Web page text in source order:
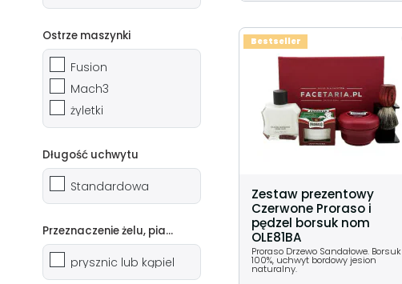
Ostrze maszynki
Fusion
Mach3
żyletki
Długość uchwytu
Standardowa
Przeznaczenie żelu, pianki, mydła
prysznic lub kąpiel
Zestaw prezentowy
Czerwone Proraso i
pędzel borsuk nom
OLE81BA
Proraso Drzewo Sandałowe. Borsuk
100%, uchwyt bordowy jesion
naturalny.
Bestseller